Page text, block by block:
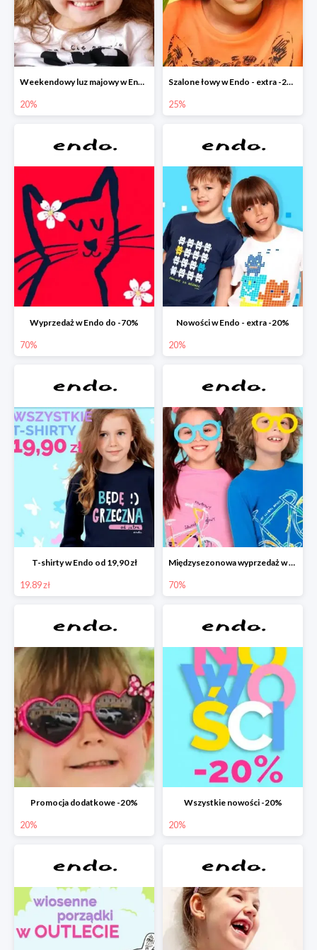
Weekendowy luz majowy w Endo - dodatkowe -20% na wszystko
20%
Szalone łowy w Endo - extra -25% na nowości
25%
Wyprzedaż w Endo do -70%
70%
Nowości w Endo - extra -20%
20%
T-shirty w Endo od 19,90 zł
19.89 zł
Międzysezonowa wyprzedaż w Endo do -70%
70%
Promocja dodatkowe -20%
20%
Wszystkie nowości -20%
20%